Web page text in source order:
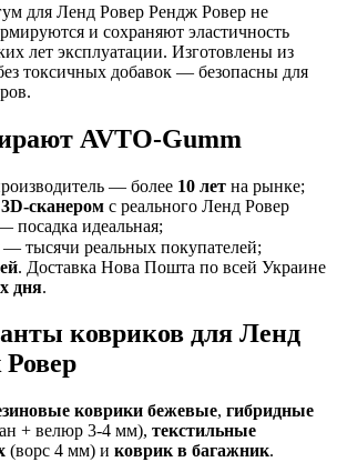
для Ленд Ровер Рендж Ровер не
и сохраняют эластичность
лет эксплуатации. Изготовлены из
токсичных добавок — безопасны для
AVTO-Gumm
— более 10 лет на рынке;
3D-сканером с реального Ленд Ровер
посадка идеальная;
— тысячи реальных покупателей;
. Доставка Нова Пошта по всей Украине
дня.
ковриков для Ленд
коврики бежевые, гибридные
+ велюр 3-4 мм), текстильные
(ворс 4 мм) и коврик в багажник.